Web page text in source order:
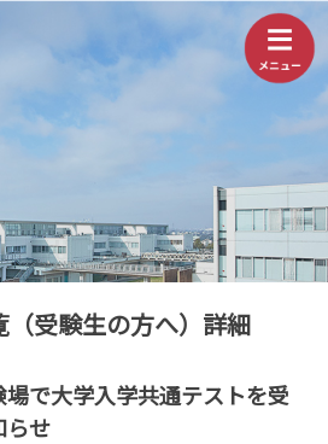
（受験生の方へ）詳細
で大学入学共通テストを受
らせ